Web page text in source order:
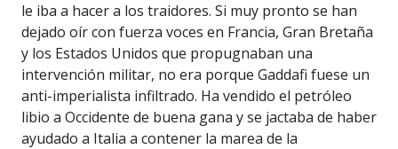
le iba a hacer a los traidores. Si muy pronto se han
dejado oír con fuerza voces en Francia, Gran Bretaña
y los Estados Unidos que propugnaban una
intervención militar, no era porque Gaddafi fuese un
anti-imperialista infiltrado. Ha vendido el petróleo
libio a Occidente de buena gana y se jactaba de haber
ayudado a Italia a contener la marea de la